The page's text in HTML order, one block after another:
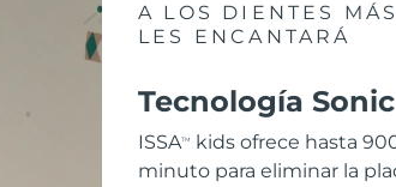
A LOS DIENTES
LES ENCANTARÁ
Tecnología
ISSATM
kids ofrece hasta
minuto para eliminar la